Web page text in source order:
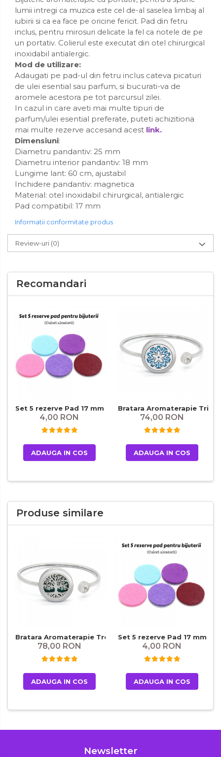
lumii intregi ca muzica este cel de-al saselea limbaj al
iubirii si ca ea face pe oricine fericit. Pad din fetru
inclus, pentru mirosuri delicate la fel ca notele de pe
un portativ. Colierul este executat din otel chirurgical
inoxidabil antialergic.
Mod de utilizare:
Adaugati pe pad-ul din fetru inclus cateva picaturi
de ulei esential sau parfum, si bucurati-va de
aromele acestora pe tot parcursul zilei.
In cazul in care aveti mai multe tipuri de
parfum/ulei esential preferate, puteti achizitiona
mai multe rezerve accesand acest link.
Dimensiuni:
Diametru pandantiv: 25 mm
Diametru interior pandantiv: 18 mm
Lungime lant: 60 cm, ajustabil
Inchidere pandantiv: magnetica
Material: otel inoxidabil chirurgical, antialergic
Pad compatibil: 17 mm
Informatii conformitate produs
Review-uri (0)
Recomandari
Set 5 rezerve Pad 17 mm
4,00 RON
ADAUGA IN COS
Bratara Aromaterapie
74,00 RON
ADAUGA IN COS
Produse similare
Bratara Aromaterapie Tree of Life
78,00 RON
ADAUGA IN COS
Set 5 rezerve Pad 17 mm
4,00 RON
ADAUGA IN COS
Newsletter